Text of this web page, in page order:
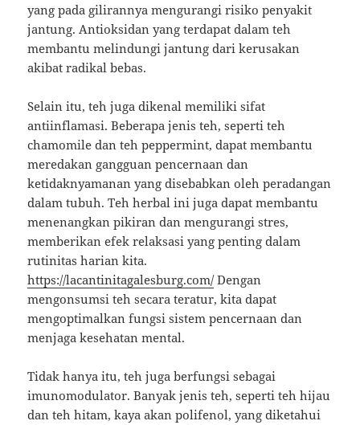
yang pada gilirannya mengurangi risiko penyakit
jantung. Antioksidan yang terdapat dalam teh
membantu melindungi jantung dari kerusakan
akibat radikal bebas.
Selain itu, teh juga dikenal memiliki sifat
antiinflamasi. Beberapa jenis teh, seperti teh
chamomile dan teh peppermint, dapat membantu
meredakan gangguan pencernaan dan
ketidaknyamanan yang disebabkan oleh peradangan
dalam tubuh. Teh herbal ini juga dapat membantu
menenangkan pikiran dan mengurangi stres,
memberikan efek relaksasi yang penting dalam
rutinitas harian kita.
https://lacantinitagalesburg.com/Dengan
mengonsumsi teh secara teratur, kita dapat
mengoptimalkan fungsi sistem pencernaan dan
menjaga kesehatan mental.
Tidak hanya itu, teh juga berfungsi sebagai
imunomodulator. Banyak jenis teh, seperti teh hijau
dan teh hitam, kaya akan polifenol, yang diketahui